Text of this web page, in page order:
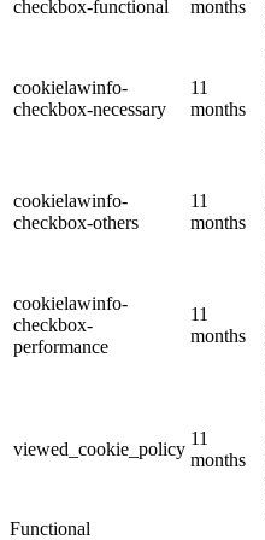
checkbox-functional months
cookielawinfo-
checkbox-necessary
11
months
cookielawinfo-
checkbox-others
11
months
cookielawinfo-
checkbox-
performance
11
months
viewed_cookie_policy
11
months
Functional